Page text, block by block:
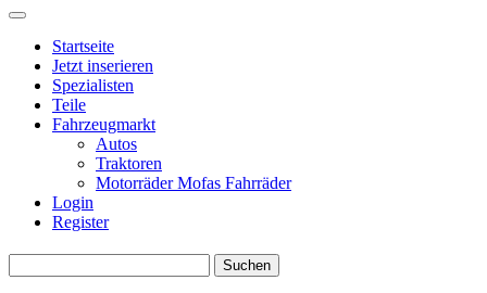
Startseite
Jetzt inserieren
Spezialisten
Teile
Fahrzeugmarkt
Autos
Traktoren
Motorräder Mofas Fahrräder
Login
Register
nach: